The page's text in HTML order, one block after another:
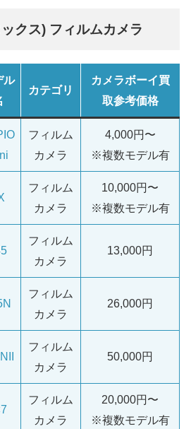
クス) フィルムカメラ
ル
カテゴリ
カメラボーイ買
取参考価格
フィルム
カメラ
4,000円〜
※複数モデル有
フィルム
カメラ
10,000円〜
※複数モデル有
フィルム
カメラ
13,000円
フィルム
カメラ
26,000円
フィルム
カメラ
50,000円
フィルム
カメラ
20,000円〜
※複数モデル有